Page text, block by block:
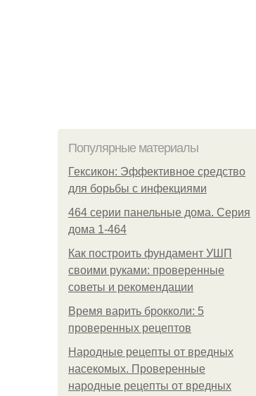
Популярные материалы
Гексикон: Эффективное средство
для борьбы с инфекциями
464 серии панельные дома. Серия
дома 1-464
Как построить фундамент УШП
своими руками: проверенные
советы и рекомендации
Время варить брокколи: 5
проверенных рецептов
Народные рецепты от вредных
насекомых. Проверенные
народные рецепты от вредных